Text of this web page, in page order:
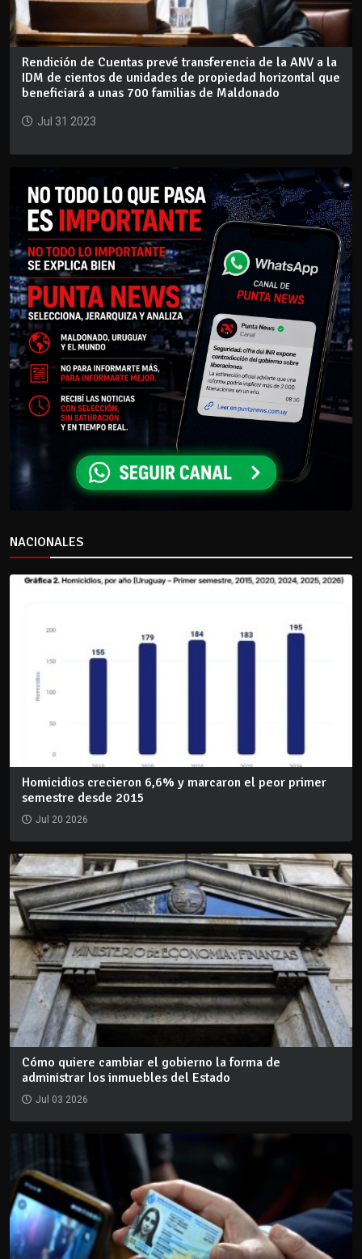
Rendición de Cuentas prevé transferencia de la ANV a la
IDM de cientos de unidades de propiedad horizontal que
beneficiará a unas 700 familias de Maldonado
Jul 31 2023
NACIONALES
Homicidios crecieron 6,6% y marcaron el peor primer
semestre desde 2015
Jul 20 2026
Cómo quiere cambiar el gobierno la forma de
administrar los inmuebles del Estado
Jul 03 2026